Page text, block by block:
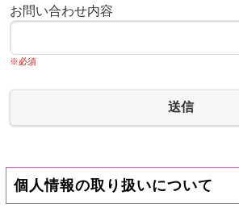
お問い合わせ内容
※必須
送信
個人情報の取り扱いについて